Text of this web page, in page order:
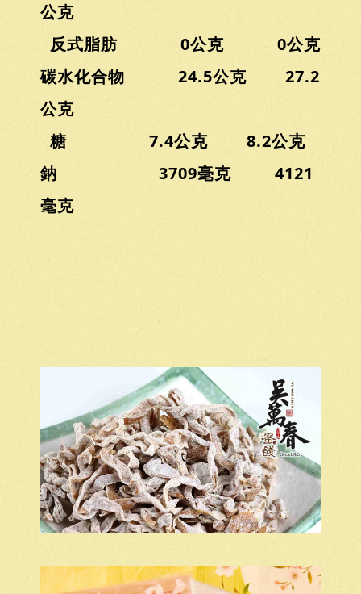
公克
反式脂肪 0公克 0公克
碳水化合物 24.5公克 27.2
公克
糖 7.4公克 8.2公克
鈉 3709毫克 4121
毫克